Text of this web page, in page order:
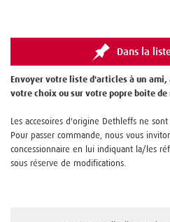
Dans la
Envoyer votre liste d'articles à un
votre choix ou sur votre popre boite de
Les accesoires d'origine Dethleffs ne
Pour passer commande, nous vous
concessionnaire en lui indiquant la/les
sous réserve de modifications.